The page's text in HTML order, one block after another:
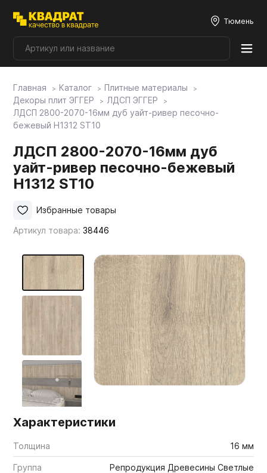
Тюмень
Плитные материалы
Фурнитура
Столешницы
Мой ЭГГЕР
Мебельные образцы, каталоги
Главная Каталог
Плитные материалы
Декоры плит ЭГГЕР
ЛДСП ЭГГЕР
ЛДСП 2800-2070-16мм дуб уайт-ривер песочно-
бежевый H1312 ST10
ЛДСП 2800-2070-16мм дуб
уайт-ривер песочно-бежевый
H1312 ST10
Артикул товара:38446
Избранные товары
Характеристики
Толщина 16 мм
Группа Репродукция Древесины Светлые